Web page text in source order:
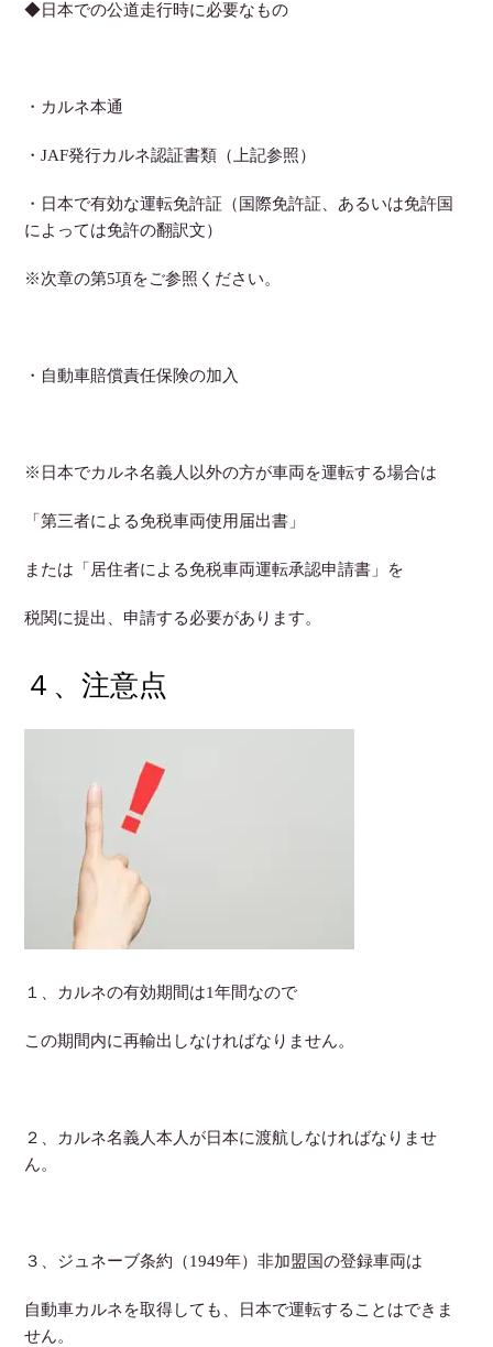
◆日本での公道走行時に必要なもの
・カルネ本通
・JAF発行カルネ認証書類（上記参照）
・日本で有効な運転免許証（国際免許証、あるいは免許国
によっては免許の翻訳文）
※次章の第5項をご参照ください。
・自動車賠償責任保険の加入
※日本でカルネ名義人以外の方が車両を運転する場合は
「第三者による免税車両使用届出書」
または「居住者による免税車両運転承認申請書」を
税関に提出、申請する必要があります。
４、注意点
１、カルネの有効期間は1年間なので
この期間内に再輸出しなければなりません。
２、カルネ名義人本人が日本に渡航しなければなりませ
ん。
３、ジュネーブ条約（1949年）非加盟国の登録車両は
自動車カルネを取得しても、日本で運転することはできま
せん。